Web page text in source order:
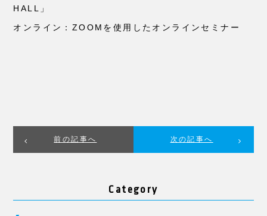
HALL」
オンライン：ZOOMを使用したオンラインセミナー
前の記事へ 次の記事へ
Category